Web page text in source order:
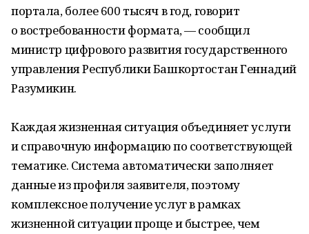
портала, более 600 тысяч в год, говорит
о востребованности формата, — сообщил
министр цифрового развития государственного
управления Республики Башкортостан Геннадий
Разумикин.
Каждая жизненная ситуация объединяет услуги
и справочную информацию по соответствующей
тематике. Система автоматически заполняет
данные из профиля заявителя, поэтому
комплексное получение услуг в рамках
жизненной ситуации проще и быстрее, чем